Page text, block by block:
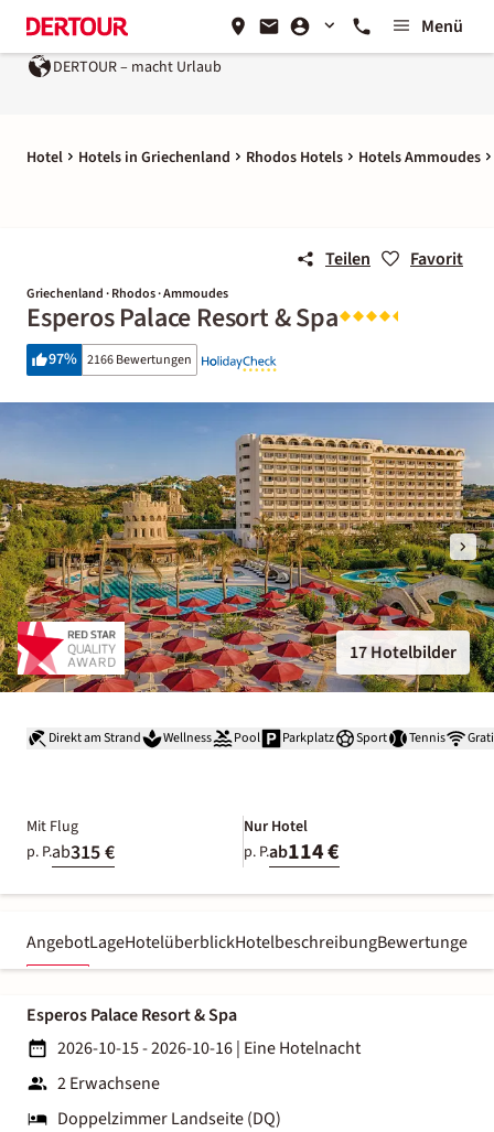
Menü
DERTOUR – macht Urlaub
Hotel Hotels in Griechenland Rhodos Hotels Hotels Ammoudes
Teilen Favorit
Griechenland · Rhodos · Ammoudes
Esperos Palace Resort & Spa
97% 2166 Bewertungen
17 Hotelbilder
Direkt am Strand Wellness Pool Parkplatz Sport Tennis
Mit Flug
p. P.ab315 €
Nur Hotel
p. P.ab114 €
AngebotLageHotelüberblickHotelbeschreibungBewertungen
Esperos Palace Resort & Spa
2026-10-15 - 2026-10-16| Eine Hotelnacht
2 Erwachsene
Doppelzimmer Landseite (DQ)